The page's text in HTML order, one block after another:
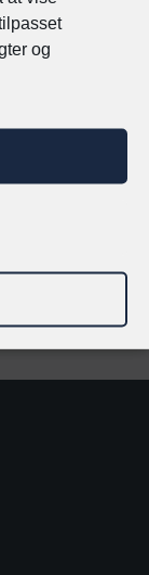
og
mange
venter
af dem har
med
25.000
historie,